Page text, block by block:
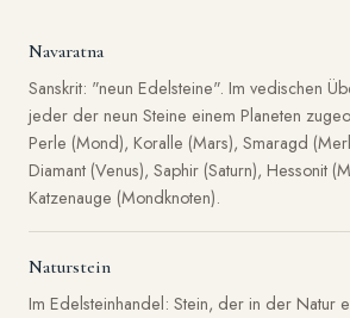
Navaratna
Sanskrit: "neun Edelsteine". Im vedischen
jeder der neun Steine einem Planeten
Perle (Mond), Koralle (Mars), Smaragd
Diamant (Venus), Saphir (Saturn), Hessonit
Katzenauge (Mondknoten).
Naturstein
Im Edelsteinhandel: Stein, der in der Natur